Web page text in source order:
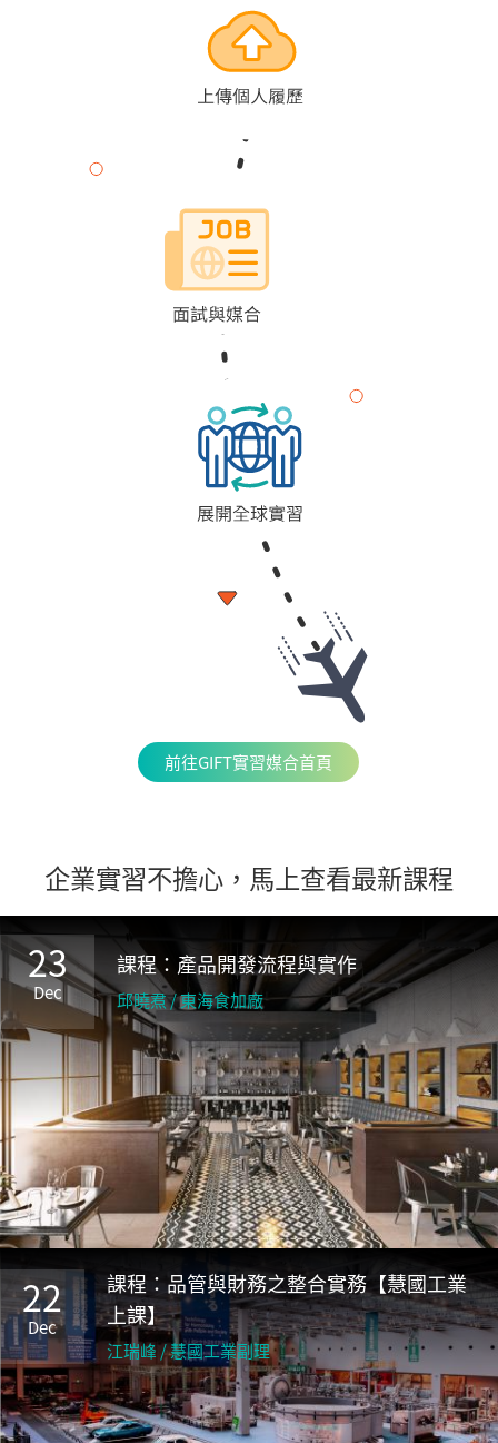
前往GIFT實習媒合首頁
企業實習不擔心，馬上查看最新課程
23
Dec
課程：產品開發流程與實作
邱曉焄 / 東海食加廠
22
Dec
課程：品管與財務之整合實務【慧國工業
上課】
江瑞峰 / 慧國工業副理